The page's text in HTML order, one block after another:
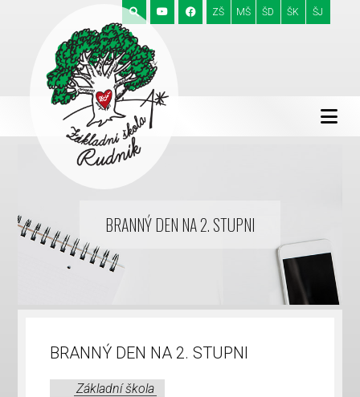
ZŠ MŠ ŠD ŠK ŠJ
BRANNÝ DEN NA 2. STUPNI
BRANNÝ DEN NA 2. STUPNI
Základní škola